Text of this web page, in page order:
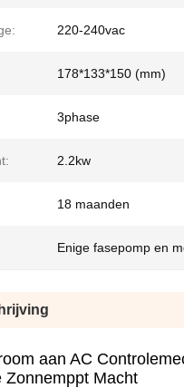
220-240vac
178*133*150 (mm)
3phase
2.2kw
18 maanden
Enige fasepomp en
aan AC
Zonnemppt Macht